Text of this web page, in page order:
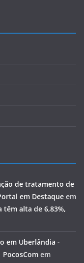
de tratamento de
em Destaque em
têm alta de 6,83%,
em Uberlândia -
em